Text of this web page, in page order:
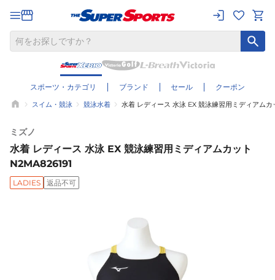
スポーツ・カテゴリ ブランド セール クーポン
スイム・競泳 競泳水着 水着 レディース 水泳 EX 競泳練習用ミディアム
ミズノ
水着 レディース 水泳 EX 競泳練習用ミディアムカット
N2MA826191
LADIES 返品不可